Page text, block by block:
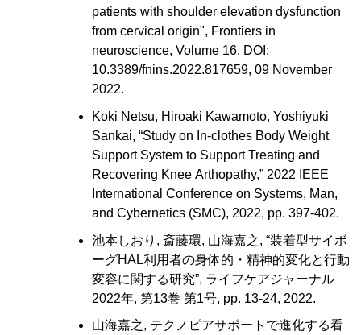
patients with shoulder elevation dysfunction
from cervical origin", Frontiers in
neuroscience, Volume 16. DOI:
10.3389/fnins.2022.817659, 09 November
2022.
Koki Netsu, Hiroaki Kawamoto, Yoshiyuki
Sankai, “Study on In-clothes Body Weight
Support System to Support Treating and
Recovering Knee Arthopathy,” 2022 IEEE
International Conference on Systems, Man,
and Cybernetics (SMC), 2022, pp. 397-402.
池本しおり, 斎藤環, 山海嘉之, “装着型サイボ
ーグHAL利用者の身体的・精神的変化と行動
変容に関する研究”, ライフケアジャーナル
2022年, 第13巻 第1号, pp. 13-24, 2022.
山海嘉之, テクノピアサポートで進化する看